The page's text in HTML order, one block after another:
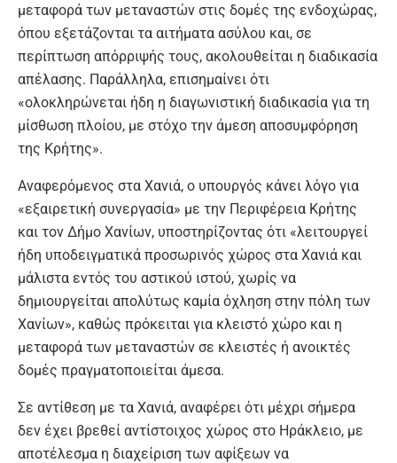
μεταφορά των μεταναστών στις δομές της ενδοχώρας,
όπου εξετάζονται τα αιτήματα ασύλου και, σε
περίπτωση απόρριψής τους, ακολουθείται η διαδικασία
απέλασης. Παράλληλα, επισημαίνει ότι
«ολοκληρώνεται ήδη η διαγωνιστική διαδικασία για τη
μίσθωση πλοίου, με στόχο την άμεση αποσυμφόρηση
της Κρήτης».
Αναφερόμενος στα Χανιά, ο υπουργός κάνει λόγο για
«εξαιρετική συνεργασία» με την Περιφέρεια Κρήτης
και τον Δήμο Χανίων, υποστηρίζοντας ότι «λειτουργεί
ήδη υποδειγματικά προσωρινός χώρος στα Χανιά και
μάλιστα εντός του αστικού ιστού, χωρίς να
δημιουργείται απολύτως καμία όχληση στην πόλη των
Χανίων», καθώς πρόκειται για κλειστό χώρο και η
μεταφορά των μεταναστών σε κλειστές ή ανοικτές
δομές πραγματοποιείται άμεσα.
Σε αντίθεση με τα Χανιά, αναφέρει ότι μέχρι σήμερα
δεν έχει βρεθεί αντίστοιχος χώρος στο Ηράκλειο, με
αποτέλεσμα η διαχείριση των αφίξεων να